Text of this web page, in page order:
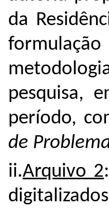
da
pesquisa,
período,
de
ii.Arquivo 2